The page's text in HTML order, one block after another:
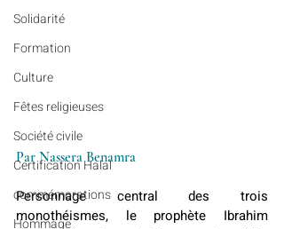
Solidarité
Formation
Culture
Fêtes religieuses
Société civile
Certification Halal
commémorations
Hommage
Par Nassera Benamra
Personnage central des trois
monothéismes, le prophète Ibrahim